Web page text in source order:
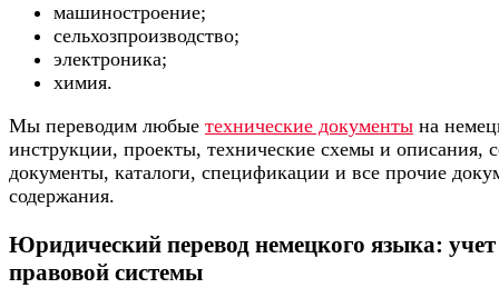
машиностроение;
сельхозпроизводство;
электроника;
химия.
Мы переводим любые технические документы на
инструкции, проекты, технические схемы и описания,
документы, каталоги, спецификации и все прочие
содержания.
Юридический перевод немецкого языка: учет
правовой системы